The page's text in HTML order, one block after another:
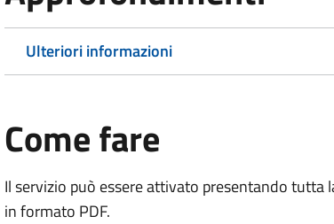
Ulteriori informazioni
Come fare
Il servizio può essere attivato presentando
in formato PDF.